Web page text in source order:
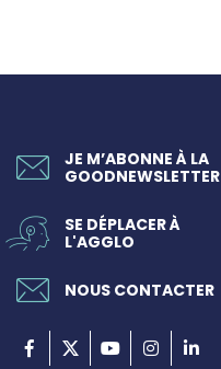
JE M’ABONNE À LA
GOODNEWSLETTER
SE DÉPLACER À
L'AGGLO
NOUS CONTACTER